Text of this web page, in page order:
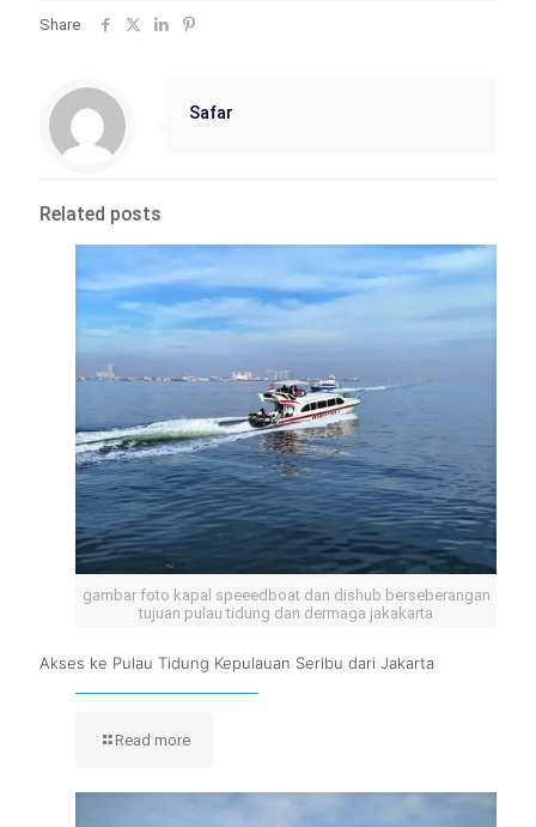
Share
Safar
Related posts
gambar foto kapal speeedboat dan dishub berseberangan
tujuan pulau tidung dan dermaga jakakarta
Akses ke Pulau Tidung Kepulauan Seribu dari Jakarta
Read more